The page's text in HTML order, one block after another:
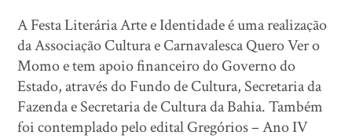
A Festa Literária Arte e Identidade é uma realização
da Associação Cultura e Carnavalesca Quero Ver o
Momo e tem apoio financeiro do Governo do
Estado, através do Fundo de Cultura, Secretaria da
Fazenda e Secretaria de Cultura da Bahia. Também
foi contemplado pelo edital Gregórios – Ano IV